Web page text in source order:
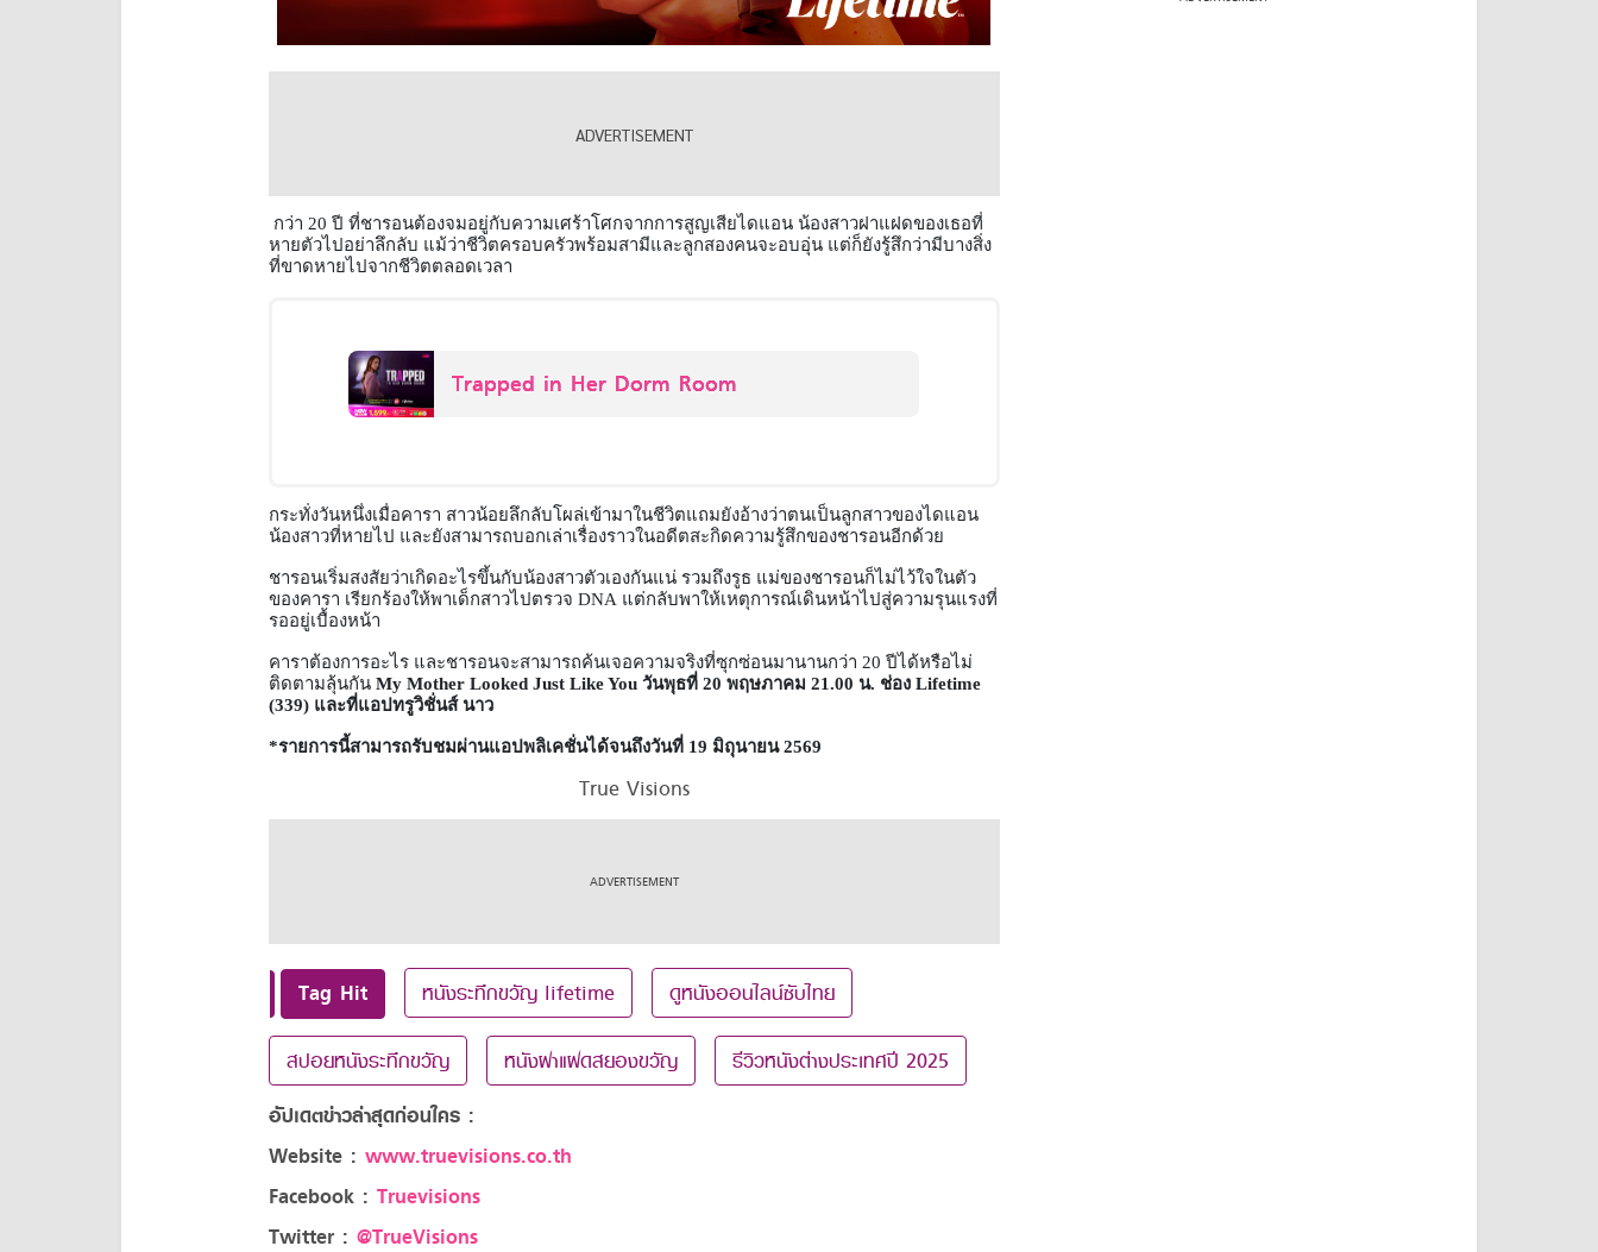
กว่า 20 ปี ที่ชารอนต้องจมอยู่กับความเศร้าโศกจากการสูญเสียไดแอน น้องสาวฝาแฝดของเธอที่
หายตัวไปอย่าลึกลับ แม้ว่าชีวิตครอบครัวพร้อมสามีและลูกสองคนจะอบอุ่น แต่ก็ยังรู้สึกว่ามีบางสิ่ง
ที่ขาดหายไปจากชีวิตตลอดเวลา
Trapped in Her Dorm Room
กระทั่งวันหนึ่งเมื่อคารา สาวน้อยลึกลับโผล่เข้ามาในชีวิตแถมยังอ้างว่าตนเป็นลูกสาวของไดแอน
น้องสาวที่หายไป และยังสามารถบอกเล่าเรื่องราวในอดีตสะกิดความรู้สึกของชารอนอีกด้วย
ชารอนเริ่มสงสัยว่าเกิดอะไรขึ้นกับน้องสาวตัวเองกันแน่ รวมถึงรูธ แม่ของชารอนก็ไม่ไว้ใจในตัว
ของคารา เรียกร้องให้พาเด็กสาวไปตรวจ DNA แต่กลับพาให้เหตุการณ์เดินหน้าไปสู่ความรุนแรงที่
รออยู่เบื้องหน้า
คาราต้องการอะไร และชารอนจะสามารถค้นเจอความจริงที่ซุกซ่อนมานานกว่า 20 ปีได้หรือไม่
ติดตามลุ้นกัน My Mother Looked Just Like You วันพุธที่ 20 พฤษภาคม 21.00 น. ช่อง Lifetime
(339) และที่แอปทรูวิชั่นส์ นาว
*รายการนี้สามารถรับชมผ่านแอปพลิเคชั่นได้จนถึงวันที่ 19 มิถุนายน2569
True Visions
Tag Hit หนังระทึกขวัญ lifetime ดูหนังออนไลน์ซับไทย
สปอยหนังระทึกขวัญ หนังฝาแฝดสยองขวัญ รีวิวหนังต่างประเทศปี 2025
อัปเดตข่าวล่าสุดก่อนใคร :
Website : www.truevisions.co.th
Facebook : Truevisions
Twitter : @TrueVisions